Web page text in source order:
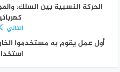
الحركة النسبية بين السلك،
التالي
أول عمل يقوم به مستخدموا